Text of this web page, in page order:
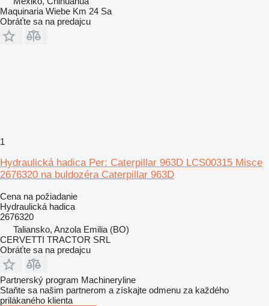
Maquinaria Wiebe Km 24 Sa
Obráťte sa na predajcu
1
Hydraulická hadica Per: Caterpillar 963D LCS00315 Misce
2676320 na buldozéra Caterpillar 963D
Cena na požiadanie
Hydraulická hadica
2676320
Taliansko, Anzola Emilia (BO)
CERVETTI TRACTOR SRL
Obráťte sa na predajcu
Partnerský program Machineryline
Staňte sa našim partnerom a získajte odmenu za každého
prilákaného klienta